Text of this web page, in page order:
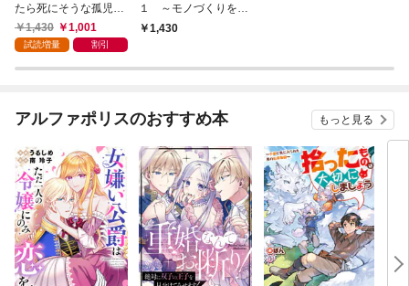
たら死にそうな孤児で
した1,430 1,001
試読増量 割引
１ ～モノづくりを楽
しんで、自由に生きる
付】
1,430
アルファポリスのおすすめ本 もっと見る